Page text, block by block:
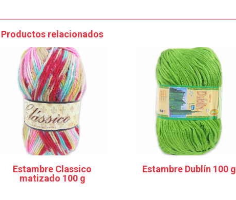
Productos relacionados
Estambre Classico
matizado 100 g
Estambre Dublín 100 g